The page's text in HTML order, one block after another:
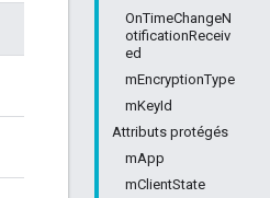
OnTimeChangeN
otificationReceiv
ed
mEncryptionType
mKeyId
Attributs protégés
mApp
mClientState